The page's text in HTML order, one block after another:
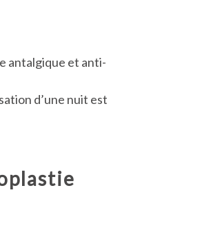
antalgique et anti-
d’une nuit est